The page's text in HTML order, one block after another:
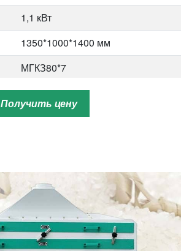
1,1 кВт
1350*1000*1400 мм
МГКЗ80*7
1,1-1,5т/ч
1,1 кВт
1,2-1,6 т/ч
1,1 кВт
1600*1250*1400 мм
Получить цену